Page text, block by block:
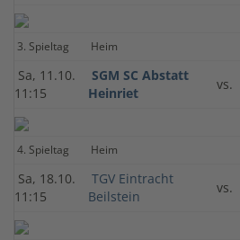
3. Spieltag Heim
Sa, 11.10.
11:15
SGM SC Abstatt
Heinriet
vs.
4. Spieltag Heim
Sa, 18.10.
11:15
TGV Eintracht
Beilstein
vs.